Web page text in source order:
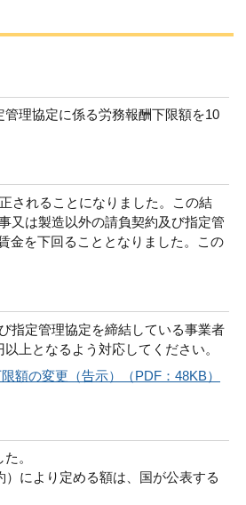
理協定に係る労務報酬下限額を10
されることになりました。この結
又は製造以外の請負契約及び指定管
金を下回ることとなりました。この
指定管理協定を締結している事業者
上となるよう対応してください。
額の変更（告示）（PDF：48KB）
。
により定める額は、国が公表する